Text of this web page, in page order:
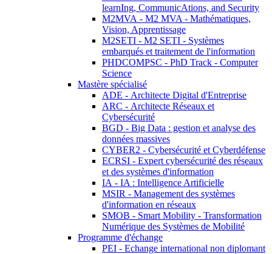
learnIng, CommunicAtions, and Security
M2MVA - M2 MVA - Mathématiques,
Vision, Apprentissage
M2SETI - M2 SETI - Systèmes
embarqués et traitement de l'information
PHDCOMPSC - PhD Track - Computer
Science
Mastère spécialisé
ADE - Architecte Digital d'Entreprise
ARC - Architecte Réseaux et
Cybersécurité
BGD - Big Data : gestion et analyse des
données massives
CYBER2 - Cybersécurité et Cyberdéfense
ECRSI - Expert cybersécurité des réseaux
et des systèmes d'information
IA - IA : Intelligence Artificielle
MSIR - Management des systèmes
d'information en réseaux
SMOB - Smart Mobility - Transformation
Numérique des Systèmes de Mobilité
Programme d'échange
PEI - Echange international non diplomant